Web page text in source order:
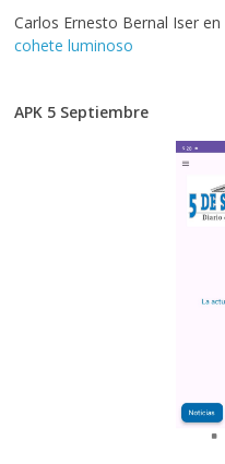
Carlos Ernesto Bernal Iser en
cohete luminoso
APK 5 Septiembre